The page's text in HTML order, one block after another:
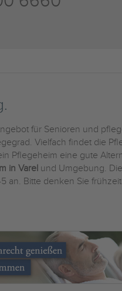
für Senioren und
Vielfach findet die
Pflegeheim eine gute
in Varel und Umgebung.
Bitte denken Sie